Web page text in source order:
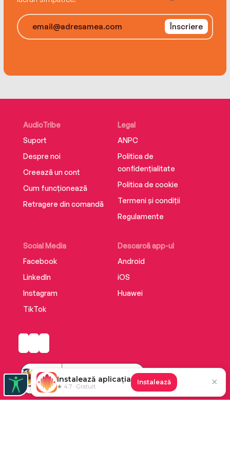
Înscriere
AudioTribe
Suport
Despre noi
Creează un cont
Cum funcționează
Retragere din comandă
Social Media
Facebook
LinkedIn
Instagram
TikTok
Descarcă app-ul
Android
iOS
Huawei
Legal
ANPC
Politica de
confidențialitate
Politica de cookie
Termeni și condiții
Regulamente
Instalează aplicația
★ 4.7 · Gratuit
Instalează ✕